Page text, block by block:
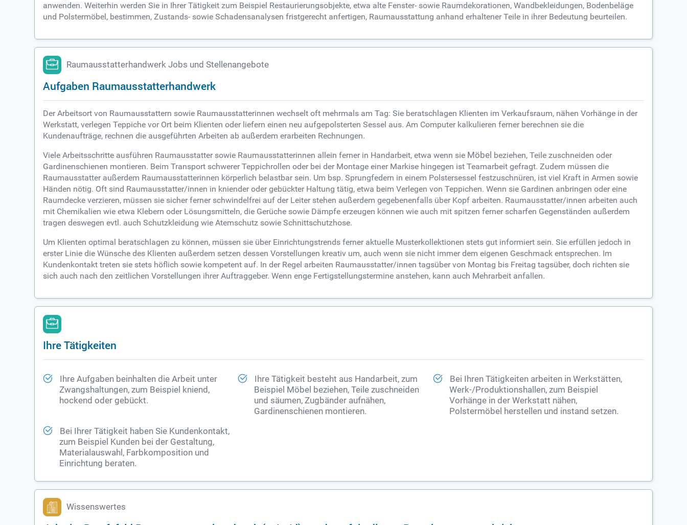
anwenden. Weiterhin werden Sie in Ihrer Tätigkeit zum Beispiel Restaurierungsobjekte, etwa alte Fenster- sowie Raumdekorationen, Wandbekleidungen, Bodenbeläge
und Polstermöbel, bestimmen, Zustands- sowie Schadensanalysen fristgerecht anfertigen, Raumausstattung anhand erhaltener Teile in ihrer Bedeutung beurteilen.
Raumausstatterhandwerk Jobs und Stellenangebote
Aufgaben Raumausstatterhandwerk
Der Arbeitsort von Raumausstattern sowie Raumausstatterinnen wechselt oft mehrmals am Tag: Sie beratschlagen Klienten im Verkaufsraum, nähen Vorhänge in der
Werkstatt, verlegen Teppiche vor Ort beim Klienten oder liefern einen neu aufgepolsterten Sessel aus. Am Computer kalkulieren ferner berechnen sie die
Kundenaufträge, rechnen die ausgeführten Arbeiten ab außerdem erarbeiten Rechnungen.
Viele Arbeitsschritte ausführen Raumausstatter sowie Raumausstatterinnen allein ferner in Handarbeit, etwa wenn sie Möbel beziehen, Teile zuschneiden oder
Gardinenschienen montieren. Beim Transport schwerer Teppichrollen oder bei der Montage einer Markise hingegen ist Teamarbeit gefragt. Zudem müssen die
Raumausstatter außerdem Raumausstatterinnen körperlich belastbar sein. Um bsp. Sprungfedern in einem Polstersessel festzuschnüren, ist viel Kraft in Armen sowie
Händen nötig. Oft sind Raumausstatter/innen in kniender oder gebückter Haltung tätig, etwa beim Verlegen von Teppichen. Wenn sie Gardinen anbringen oder eine
Raumdecke verzieren, müssen sie sicher ferner schwindelfrei auf der Leiter stehen außerdem gegebenenfalls über Kopf arbeiten. Raumausstatter/innen arbeiten auch
mit Chemikalien wie etwa Klebern oder Lösungsmitteln, die Gerüche sowie Dämpfe erzeugen können wie auch mit spitzen ferner scharfen Gegenständen außerdem
tragen deswegen evtl. auch Schutzkleidung wie Atemschutz sowie Schnittschutzhose.
Um Klienten optimal beratschlagen zu können, müssen sie über Einrichtungstrends ferner aktuelle Musterkollektionen stets gut informiert sein. Sie erfüllen jedoch in
erster Linie die Wünsche des Klienten außerdem setzen dessen Vorstellungen kreativ um, auch wenn sie nicht immer dem eigenen Geschmack entsprechen. Im
Kundenkontakt treten sie stets höflich sowie kompetent auf. In der Regel arbeiten Raumausstatter/innen tagsüber von Montag bis Freitag tagsüber, doch richten sie
sich auch nach den zeitlichen Vorstellungen ihrer Auftraggeber. Wenn enge Fertigstellungstermine anstehen, kann auch Mehrarbeit anfallen.
Ihre Tätigkeiten
Ihre Aufgaben beinhalten die Arbeit unter
Zwangshaltungen, zum Beispiel kniend,
hockend oder gebückt.
Ihre Tätigkeit besteht aus Handarbeit, zum
Beispiel Möbel beziehen, Teile zuschneiden
und säumen, Zugbänder aufnähen,
Gardinenschienen montieren.
Bei Ihren Tätigkeiten arbeiten in Werkstätten,
Werk-/Produktionshallen, zum Beispiel
Vorhänge in der Werkstatt nähen,
Polstermöbel herstellen und instand setzen.
Bei Ihrer Tätigkeit haben Sie Kundenkontakt,
zum Beispiel Kunden bei der Gestaltung,
Materialauswahl, Farbkomposition und
Einrichtung beraten.
Wissenswertes